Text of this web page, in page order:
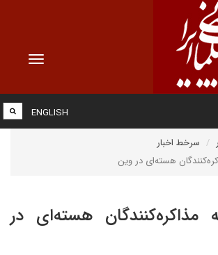
Toggle
ENGLISH
سرخط اخبار
هسته‌ای در وین
مذاکره‌کنندگان هسته‌ای در